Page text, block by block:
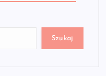
Szukaj